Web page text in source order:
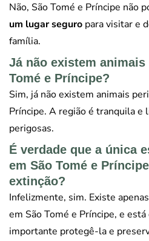
Não, São Tomé e Príncipe não
um lugar seguro para visitar e
família.
Já não existem
Tomé e Príncipe?
Sim, já não existem animais
Príncipe. A região é tranquila e
perigosas.
É verdade que a única
em São Tomé e
extinção?
Infelizmente, sim. Existe
em São Tomé e Príncipe, e
importante protegê-la e